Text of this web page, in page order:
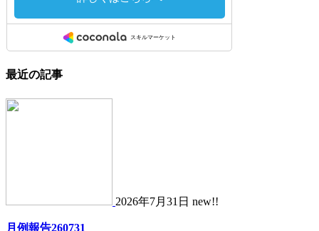
最近の記事
2026年7月31日 new!!
月例報告260731